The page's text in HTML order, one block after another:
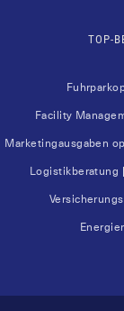
TOP-
Faci­li­ty
Mar­ke­ting­aus­ga­ben
Logis­tik­be­ra­tung |